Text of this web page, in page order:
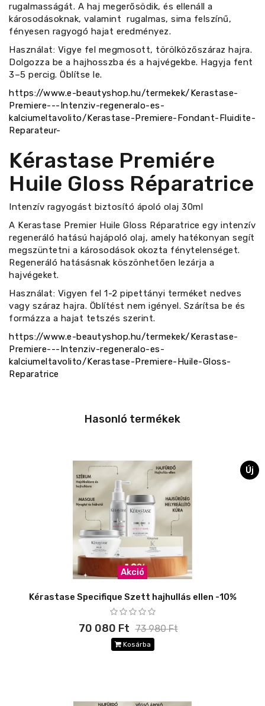
rugalmasságát. A haj megerősödik, és ellenáll a
károsodásoknak, valamint rugalmas, sima felszínű,
fényesen ragyogó hajat eredményez.
Használat: Vigye fel megmosott, törölközőszáraz hajra.
Dolgozza be a hajhosszba és a hajvégekbe. Hagyja fent
3–5 percig. Öblítse le.
https://www.e-beautyshop.hu/termekek/Kerastase-
Premiere---Intenziv-regeneralo-es-
kalciumeltavolito/Kerastase-Premiere-Fondant-Fluidite-
Reparateur-
Kérastase Premiére
Huile Gloss Réparatrice
Intenzív ragyogást biztosító ápoló olaj 30ml
A Kerastase Premier Huile Gloss Réparatrice egy intenzív
regeneráló hatású hajápoló olaj, amely hatékonyan segít
megszüntetni a károsodások okozta fénytelenséget.
Regeneráló hatásásnak köszönhetően lezárja a
hajvégeket.
Használat: Vigyen fel 1-2 pipettányi terméket nedves
vagy száraz hajra. Öblítést nem igényel. Szárítsa be és
formázza a hajat tetszés szerint.
https://www.e-beautyshop.hu/termekek/Kerastase-
Premiere---Intenziv-regeneralo-es-
kalciumeltavolito/Kerastase-Premiere-Huile-Gloss-
Reparatrice
Hasonló termékek
Új
Akció
Kérastase Specifique Szett hajhullás ellen -10%
70 080 Ft 73 980 Ft
Kosárba